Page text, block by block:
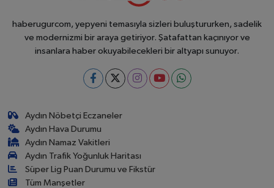
haberugurcom, yepyeni temasıyla sizleri buluştururken, sadelik
ve modernizmi bir araya getiriyor. Şatafattan kaçınıyor ve
insanlara haber okuyabilecekleri bir altyapı sunuyor.
Aydın Nöbetçi Eczaneler
Aydın Hava Durumu
Aydın Namaz Vakitleri
Aydın Trafik Yoğunluk Haritası
Süper Lig Puan Durumu ve Fikstür
Tüm Manşetler